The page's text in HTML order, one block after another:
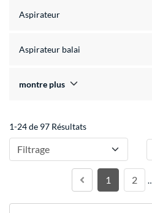
Aspirateur
Aspirateur balai
montre plus
1-24 de 97 Résultats
Filtrage
1 2